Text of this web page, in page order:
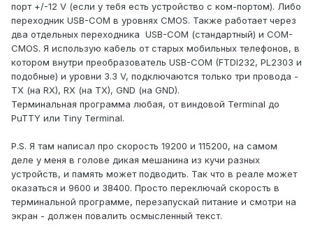
порт +/-12 V (если у тебя есть устройство с ком-портом). Либо
переходник USB-COM в уровнях CMOS. Также работает через
два отдельных переходника USB-COM (стандартный) и COM-
CMOS. Я использую кабель от старых мобильных телефонов, в
котором внутри преобразователь USB-COM (FTDI232, PL2303 и
подобные) и уровни 3.3 V, подключаются только три провода -
TX (на RX), RX (на TX), GND (на GND).
Терминальная программа любая, от виндовой Terminal до
PuTTY или Tiny Terminal.
P.S. Я там написал про скорость 19200 и 115200, на самом
деле у меня в голове дикая мешанина из кучи разных
устройств, и память может подводить. Так что в реале может
оказаться и 9600 и 38400. Просто переключай скорость в
терминальной программе, перезапускай питание и смотри на
экран - должен повалить осмысленный текст.